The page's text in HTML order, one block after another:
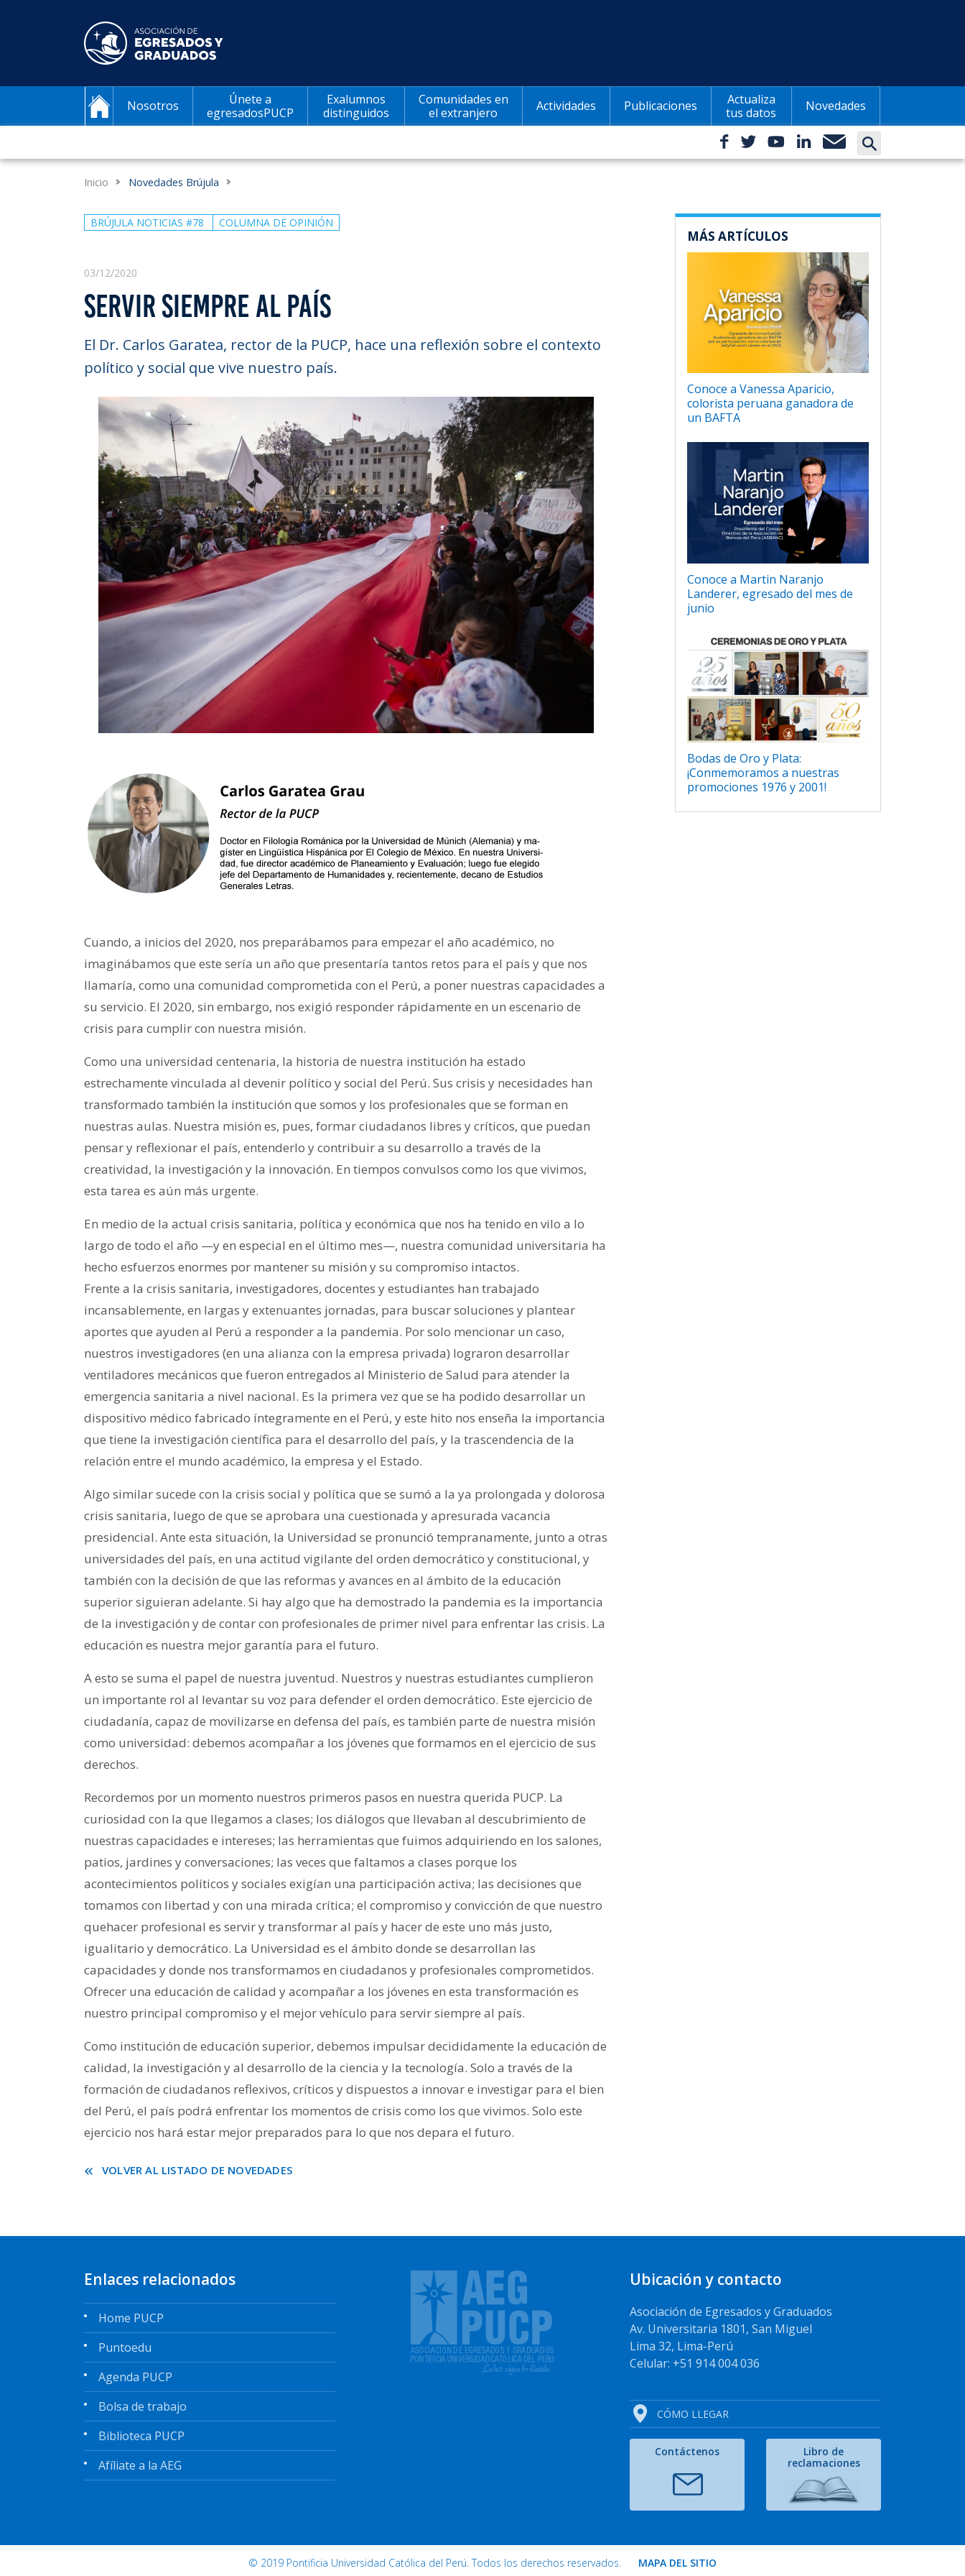
Nosotros
Únete a
egresadosPUCP
Exalumnos
distinguidos
Comunidades en
el extranjero
Actividades Publicaciones
Actualiza
tus datos
Novedades
Inicio Novedades Brújula
BRÚJULA NOTICIAS #78 COLUMNA DE OPINIÓN
03/12/2020
SERVIR SIEMPRE AL PAÍS
El Dr. Carlos Garatea, rector de la PUCP, hace una reflexión sobre el contexto
político y social que vive nuestro país.
Cuando, a inicios del 2020, nos preparábamos para empezar el año académico, no
imaginábamos que este sería un año que presentaría tantos retos para el país y que nos
llamaría, como una comunidad comprometida con el Perú, a poner nuestras capacidades a
su servicio. El 2020, sin embargo, nos exigió responder rápidamente en un escenario de
crisis para cumplir con nuestra misión.
Como una universidad centenaria, la historia de nuestra institución ha estado
estrechamente vinculada al devenir político y social del Perú. Sus crisis y necesidades han
transformado también la institución que somos y los profesionales que se forman en
nuestras aulas. Nuestra misión es, pues, formar ciudadanos libres y críticos, que puedan
pensar y reflexionar el país, entenderlo y contribuir a su desarrollo a través de la
creatividad, la investigación y la innovación. En tiempos convulsos como los que vivimos,
esta tarea es aún más urgente.
En medio de la actual crisis sanitaria, política y económica que nos ha tenido en vilo a lo
largo de todo el año —y en especial en el último mes—, nuestra comunidad universitaria ha
hecho esfuerzos enormes por mantener su misión y su compromiso intactos.
Frente a la crisis sanitaria, investigadores, docentes y estudiantes han trabajado
incansablemente, en largas y extenuantes jornadas, para buscar soluciones y plantear
aportes que ayuden al Perú a responder a la pandemia. Por solo mencionar un caso,
nuestros investigadores (en una alianza con la empresa privada) lograron desarrollar
ventiladores mecánicos que fueron entregados al Ministerio de Salud para atender la
emergencia sanitaria a nivel nacional. Es la primera vez que se ha podido desarrollar un
dispositivo médico fabricado íntegramente en el Perú, y este hito nos enseña la importancia
que tiene la investigación científica para el desarrollo del país, y la trascendencia de la
relación entre el mundo académico, la empresa y el Estado.
Algo similar sucede con la crisis social y política que se sumó a la ya prolongada y dolorosa
crisis sanitaria, luego de que se aprobara una cuestionada y apresurada vacancia
presidencial. Ante esta situación, la Universidad se pronunció tempranamente, junto a otras
universidades del país, en una actitud vigilante del orden democrático y constitucional, y
también con la decisión de que las reformas y avances en al ámbito de la educación
superior siguieran adelante. Si hay algo que ha demostrado la pandemia es la importancia
de la investigación y de contar con profesionales de primer nivel para enfrentar las crisis. La
educación es nuestra mejor garantía para el futuro.
A esto se suma el papel de nuestra juventud. Nuestros y nuestras estudiantes cumplieron
un importante rol al levantar su voz para defender el orden democrático. Este ejercicio de
ciudadanía, capaz de movilizarse en defensa del país, es también parte de nuestra misión
como universidad: debemos acompañar a los jóvenes que formamos en el ejercicio de sus
derechos.
Recordemos por un momento nuestros primeros pasos en nuestra querida PUCP. La
curiosidad con la que llegamos a clases; los diálogos que llevaban al descubrimiento de
nuestras capacidades e intereses; las herramientas que fuimos adquiriendo en los salones,
patios, jardines y conversaciones; las veces que faltamos a clases porque los
acontecimientos políticos y sociales exigían una participación activa; las decisiones que
tomamos con libertad y con una mirada crítica; el compromiso y convicción de que nuestro
quehacer profesional es servir y transformar al país y hacer de este uno más justo,
igualitario y democrático. La Universidad es el ámbito donde se desarrollan las
capacidades y donde nos transformamos en ciudadanos y profesionales comprometidos.
Ofrecer una educación de calidad y acompañar a los jóvenes en esta transformación es
nuestro principal compromiso y el mejor vehículo para servir siempre al país.
Como institución de educación superior, debemos impulsar decididamente la educación de
calidad, la investigación y al desarrollo de la ciencia y la tecnología. Solo a través de la
formación de ciudadanos reflexivos, críticos y dispuestos a innovar e investigar para el bien
del Perú, el país podrá enfrentar los momentos de crisis como los que vivimos. Solo este
ejercicio nos hará estar mejor preparados para lo que nos depara el futuro.
VOLVER AL LISTADO DE NOVEDADES
MÁS ARTÍCULOS
Conoce a Vanessa Aparicio,
colorista peruana ganadora de
un BAFTA
Conoce a Martin Naranjo
Landerer, egresado del mes de
junio
Bodas de Oro y Plata:
¡Conmemoramos a nuestras
promociones 1976 y 2001!
Enlaces relacionados
Home PUCP
Puntoedu
Agenda PUCP
Bolsa de trabajo
Biblioteca PUCP
Afíliate a la AEG
Ubicación y contacto
Asociación de Egresados y Graduados
Av. Universitaria 1801, San Miguel
Lima 32, Lima-Perú
Celular: +51 914 004 036
CÓMO LLEGAR
Contáctenos
Libro de
reclamaciones
© 2019 Pontificia Universidad Católica del Perú. Todos los derechos reservados. MAPA DEL SITIO